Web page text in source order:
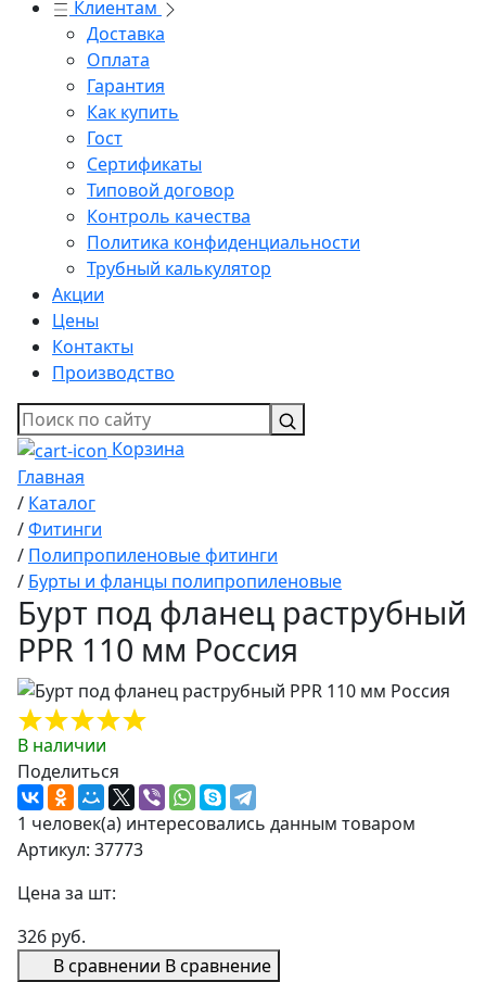
Клиентам
Доставка
Оплата
Гарантия
Как купить
Гост
Сертификаты
Типовой договор
Контроль качества
Политика конфиденциальности
Трубный калькулятор
Акции
Цены
Контакты
Производство
Корзина
Главная
/ Каталог
/Фитинги
/ Полипропиленовые фитинги
/ Бурты и фланцы полипропиленовые
Бурт под фланец раструбный
PPR 110 мм Россия
В наличии
Поделиться
1 человек(а) интересовались данным товаром
Артикул: 37773
Цена за шт:
326 руб.
В сравнении В сравнение